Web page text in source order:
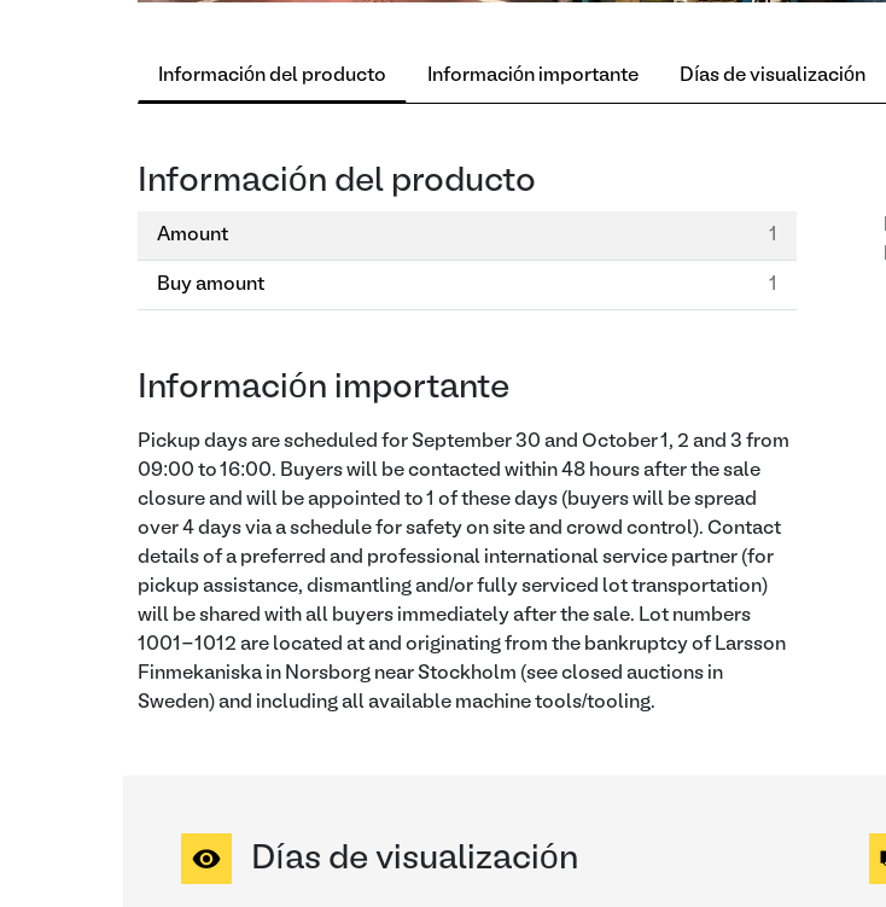
Información del producto Información importante Días de visualización
Información del producto
Amount 1
Buy amount 1
Información importante
Pickup days are scheduled for September 30 and October 1, 2 and 3 from
09:00 to 16:00. Buyers will be contacted within 48 hours after the sale
closure and will be appointed to 1 of these days (buyers will be spread
over 4 days via a schedule for safety on site and crowd control). Contact
details of a preferred and professional international service partner (for
pickup assistance, dismantling and/or fully serviced lot transportation)
will be shared with all buyers immediately after the sale. Lot numbers
1001-1012 are located at and originating from the bankruptcy of Larsson
Finmekaniska in Norsborg near Stockholm (see closed auctions in
Sweden) and including all available machine tools/tooling.
Días de visualización